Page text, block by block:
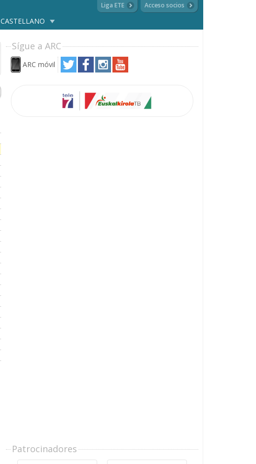
CASTELLANO
Liga ETE Acceso socios
Sígue a ARC
ARC móvil
Patrocinadores